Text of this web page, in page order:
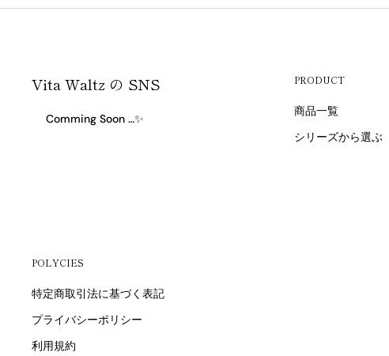
Vita Waltz の SNS
Comming Soon …✨
PRODUCT
商品一覧
シリーズから選ぶ
POLYCIES
特定商取引法に基づく表記
プライバシーポリシー
利用規約